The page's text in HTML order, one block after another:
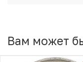
Вам может